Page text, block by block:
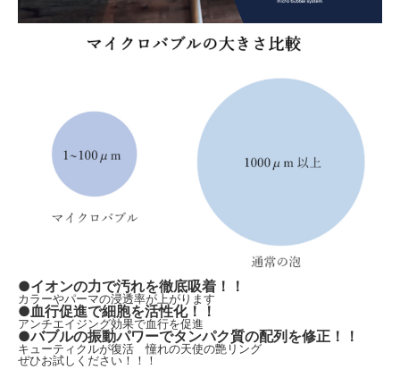
●イオンの力で汚れを徹底吸着！！
カラーやパーマの浸透率が上がります
●血行促進で細胞を活性化！！
アンチエイジング効果で血行を促進
●バブルの振動パワーでタンパク質の配列を修正！！
キューティクルが復活 憧れの天使の艶リング
ぜひお試しください！！！